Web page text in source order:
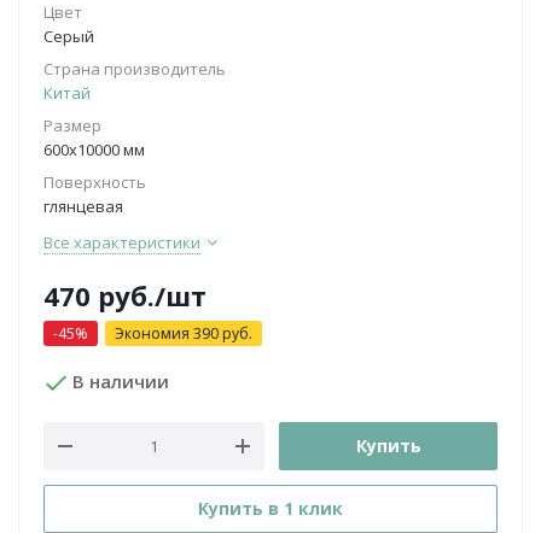
Цвет
Серый
Страна производитель
Китай
Размер
600х10000 мм
Поверхность
глянцевая
Все характеристики
470 руб./шт
-45% Экономия 390 руб.
В наличии
Купить
Купить в 1 клик